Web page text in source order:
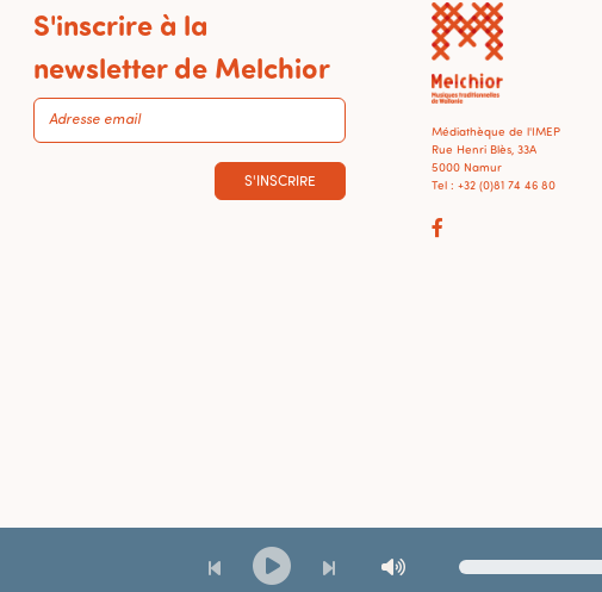
S'inscrire à la
newsletter de Melchior
S'INSCRIRE
Médiathèque de l'IMEP
Rue Henri Blès, 33A
5000 Namur
Tel : +32 (0)81 74 46 80